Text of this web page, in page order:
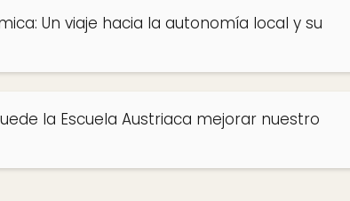
Un viaje hacia la autonomía local y su
la Escuela Austriaca mejorar nuestro